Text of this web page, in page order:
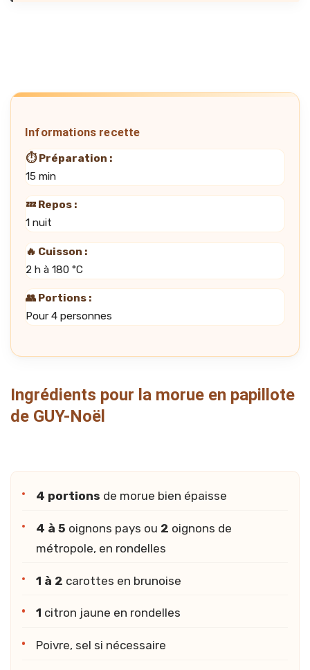
Informations recette
⏱️ Préparation :
15 min
💤 Repos :
1 nuit
🔥 Cuisson :
2 h à 180 °C
👥 Portions :
Pour 4 personnes
Ingrédients pour la morue en papillote
de GUY-Noël
4 portions de morue bien épaisse
4 à 5 oignons pays ou 2 oignons de
métropole, en rondelles
1 à 2 carottes en brunoise
1 citron jaune en rondelles
Poivre, sel si nécessaire